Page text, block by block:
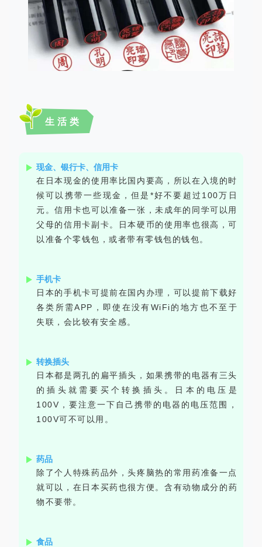
生活类
现金、银行卡、信用卡
在日本现金的使用率比国内要高，所以在入境的时
候可以携带一些现金，但是*好不要超过100万日
元。信用卡也可以准备一张，未成年的同学可以用
父母的信用卡副卡。日本硬币的使用率也很高，可
以准备个零钱包，或者带有零钱包的钱包。
手机卡
日本的手机卡可提前在国内办理，可以提前下载好
各类所需APP，即使在没有WiFi的地方也不至于
失联，会比较有安全感。
转换插头
日本都是两孔的扁平插头，如果携带的电器有三头
的插头就需要买个转换插头。日本的电压是
100V，要注意一下自己携带的电器的电压范围，
100V可不可以用。
药品
除了个人特殊药品外，头疼脑热的常用药准备一点
就可以，在日本买药也很方便 。含有动物成分的药
物不要带。
食品